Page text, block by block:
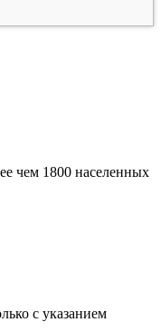
чем 1800 населенных
с указанием